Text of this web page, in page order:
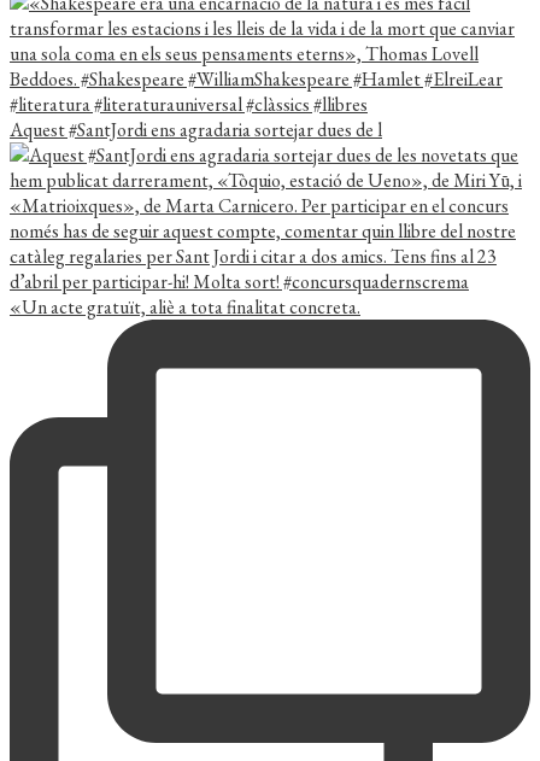
Aquest #SantJordi ens agradaria sortejar dues de l
«Un acte gratuït, aliè a tota finalitat concreta.